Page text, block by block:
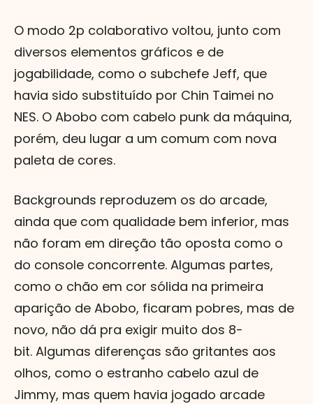
O modo 2p colaborativo voltou, junto com
diversos elementos gráficos e de
jogabilidade, como o subchefe Jeff, que
havia sido substituído por Chin Taimei no
NES. O Abobo com cabelo punk da máquina,
porém, deu lugar a um comum com nova
paleta de cores.
Backgrounds reproduzem os do arcade,
ainda que com qualidade bem inferior, mas
não foram em direção tão oposta como o
do console concorrente. Algumas partes,
como o chão em cor sólida na primeira
aparição de Abobo, ficaram pobres, mas de
novo, não dá pra exigir muito dos 8-
bit. Algumas diferenças são gritantes aos
olhos, como o estranho cabelo azul de
Jimmy, mas quem havia jogado arcade